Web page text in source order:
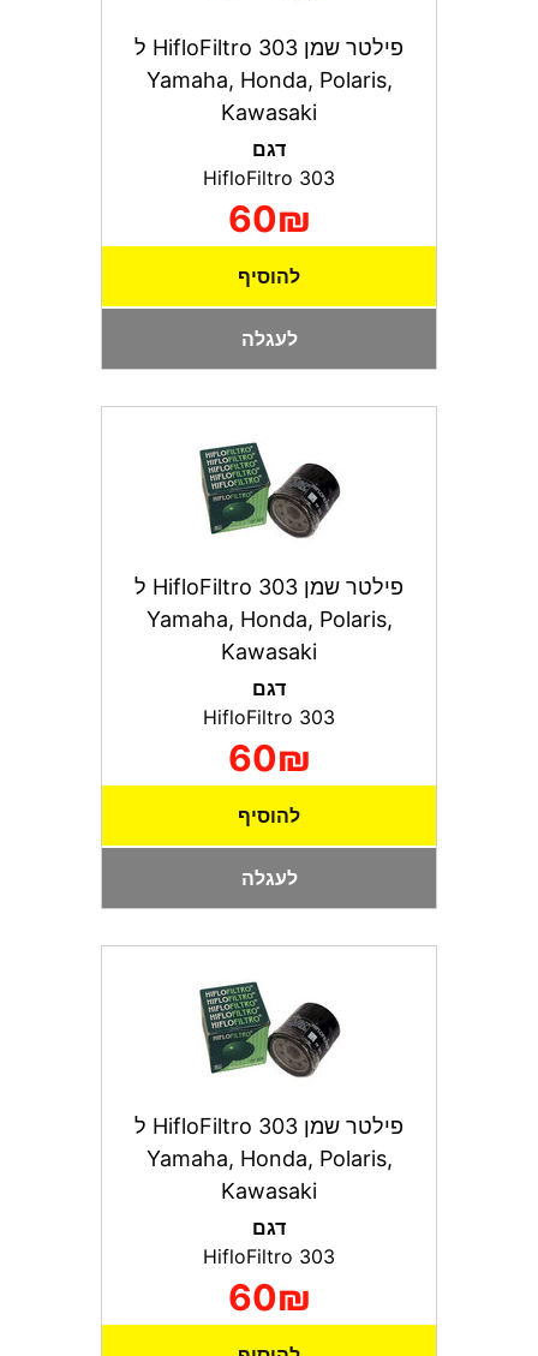
פילטר שמן HifloFiltro 303 ל
Yamaha, Honda, Polaris,
Kawasaki
דגם
60₪
להוסיף
לעגלה
פילטר שמן HifloFiltro 303 ל
Yamaha, Honda, Polaris,
Kawasaki
דגם
60₪
להוסיף
לעגלה
פילטר שמן HifloFiltro 303 ל
Yamaha, Honda, Polaris,
Kawasaki
דגם
60₪